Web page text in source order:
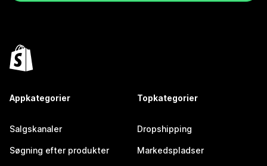
Appkategorier
Salgskanaler
Søgning efter produkter
Topkategorier
Dropshipping
Markedspladser